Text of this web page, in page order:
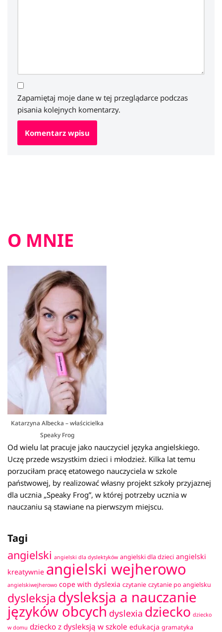
Zapamiętaj moje dane w tej przeglądarce podczas
pisania kolejnych komentarzy.
O MNIE
Katarzyna Albecka – właścicielka
Speaky Frog
Od wielu lat pracuje jako nauczyciel języka angielskiego.
Uczę przede wszystkim dzieci i młodzież. Kilka lat temu
porzuciłam pracę etatowego nauczyciela w szkole
państwowej, by realizować własny projekt szkoły przyjaznej
dla ucznia „Speaky Frog”, w której potrzeby ucznia w
nauczaniu są stawiane na pierwszym miejscu.
Tagi
angielski angielski dla dyslektyków angielski dla dzieci angielski
kreatywnie angielski wejherowo
angielskiwejherowo cope with dyslexia czytanie czytanie po angielsku
dysleksja dysleksja a nauczanie
języków obcych dyslexia dziecko dziecko
w domu dziecko z dysleksją w szkole edukacja gramatyka